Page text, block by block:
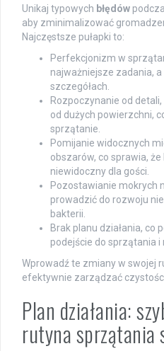
Unikaj typowych błędów
aby zminimalizować
Najczęstsze pułapki to:
Perfekcjonizm w
najważniejsze zadania, a
szczegółach.
Rozpoczynanie od
od dużych powierzchni,
sprzątanie.
Pomijanie widocznych
obszarów, co sprawia,
niewidoczny dla gości.
Pozostawianie mokrych
prowadzić do rozwoju
bakterii.
Brak planu działania, co
podejście do sprzątania
Wprowadź te zmiany w swojej
efektywnie zarządzać
Plan działania:
rutyna sprzątania